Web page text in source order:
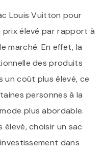
Louis Vuitton pour
prix élevé par rapport à
marché. En effet, la
des produits
coût plus élevé, ce
personnes à la
plus abordable.
élevé, choisir un sac
dans